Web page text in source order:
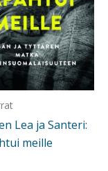
Lea ja Santeri:
meille